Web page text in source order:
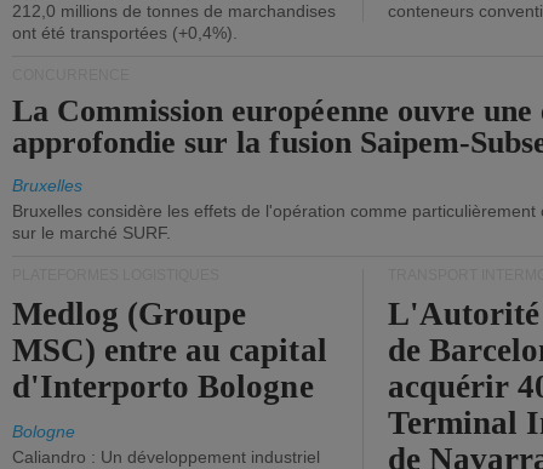
212,0 millions de tonnes de marchandises
ont été transportées (+0,4%).
conteneurs
La Commission européenne ouvre une
approfondie sur la fusion Saipem-
Bruxelles
Bruxelles considère les effets de l'opération comme
sur le marché SURF.
Medlog (Groupe
MSC) entre au capital
d'Interporto Bologne
Bologne
Caliandro : Un développement industriel
de
acquérir
Terminal
de